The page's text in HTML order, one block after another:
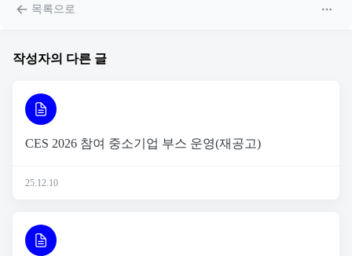
목록으로
작성자의 다른 글
CES 2026 참여 중소기업 부스 운영(재공고)
25.12.10